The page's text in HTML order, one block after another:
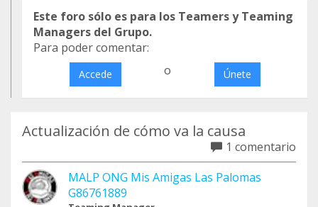
Este foro sólo es para los Teamers y Teaming
Managers del Grupo.
Para poder comentar:
Accede o Únete
Actualización de cómo va la causa
1 comentario
MALP ONG Mis Amigas Las Palomas
G86761889